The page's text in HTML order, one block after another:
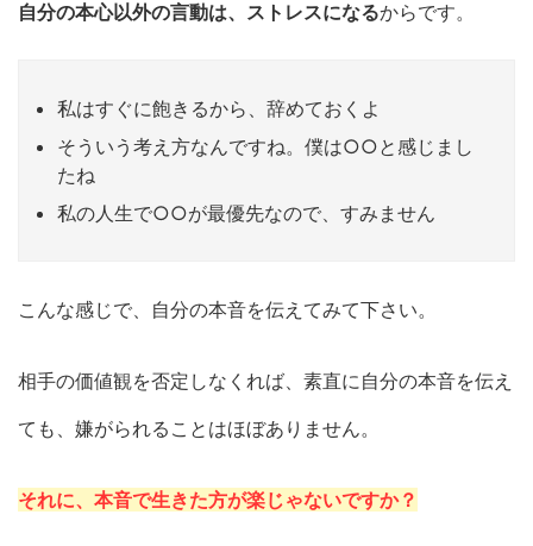
自分の本心以外の言動は、ストレスになるからです。
私はすぐに飽きるから、辞めておくよ
そういう考え方なんですね。僕は○○と感じまし
たね
私の人生で○○が最優先なので、すみません
こんな感じで、自分の本音を伝えてみて下さい。
相手の価値観を否定しなくれば、素直に自分の本音を伝え
ても、嫌がられることはほぼありません。
それに、本音で生きた方が楽じゃないですか？